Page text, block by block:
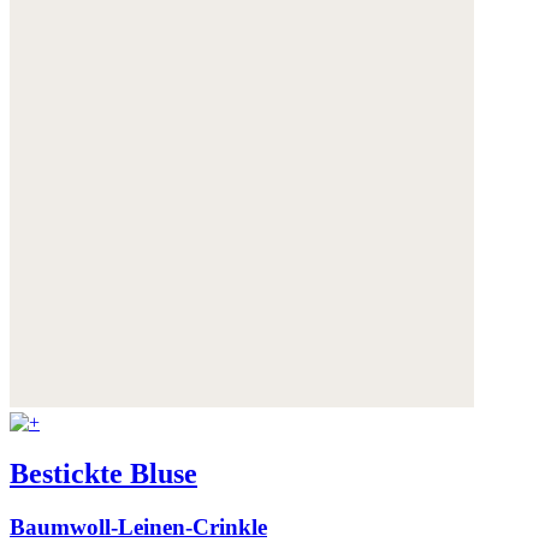
Bestickte Bluse
Baumwoll-Leinen-Crinkle